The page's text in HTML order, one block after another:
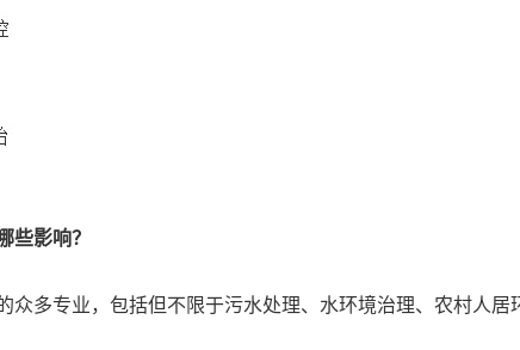
些影响？
众多专业，包括但不限于污水处理、水环境治理、农村人